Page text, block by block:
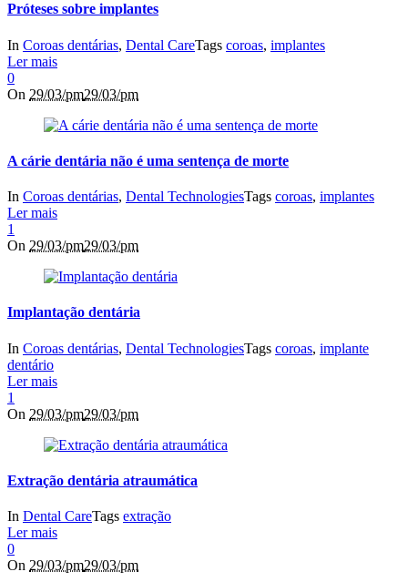
Próteses sobre implantes
In Coroas dentárias, Dental CareTags coroas, implantes
Ler mais
0
On 29/03/pm29/03/pm
A cárie dentária não é uma sentença de morte
In Coroas dentárias, Dental TechnologiesTags coroas, implantes
Ler mais
1
On 29/03/pm29/03/pm
Implantação dentária
In Coroas dentárias, Dental TechnologiesTags coroas, implante
dentário
Ler mais
1
On 29/03/pm29/03/pm
Extração dentária atraumática
In Dental CareTags extração
Ler mais
0
On 29/03/pm29/03/pm